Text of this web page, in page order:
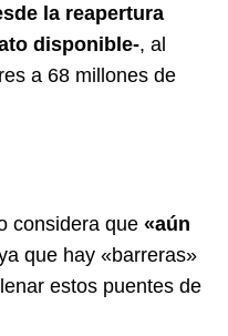
la reapertura
disponible-, al
a 68 millones de
considera que «aún
que hay «barreras»
estos puentes de